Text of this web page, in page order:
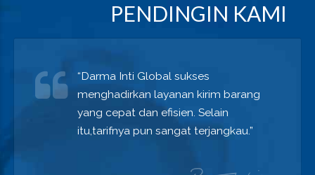
PENDINGIN KAMI
“Darma Inti Global sukses
menghadirkan layanan kirim barang
yang cepat dan efisien. Selain
itu,tarifnya pun sangat terjangkau.”